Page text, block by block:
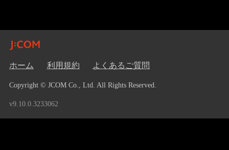
ホーム 利用規約 よくあるご質問
Copyright © JCOM Co., Ltd. All Rights Reserved.
v9.10.0.3233062